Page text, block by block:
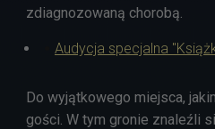
zdiagnozowaną chorobą.
Audycja specjalna
Do wyjątkowego miejsca,
gości. W tym gronie znaleźli